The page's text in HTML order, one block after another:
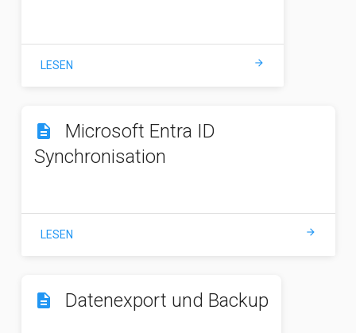
LESEN arrow_forward
description
Microsoft Entra ID
Synchronisation
LESEN arrow_forward
description Datenexport und Backup